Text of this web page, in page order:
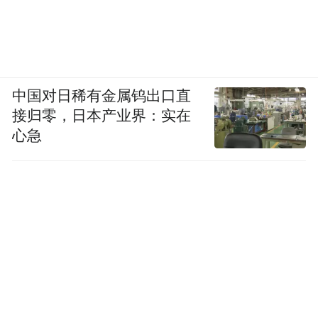
中国对日稀有金属钨出口直
接归零，日本产业界：实在
心急